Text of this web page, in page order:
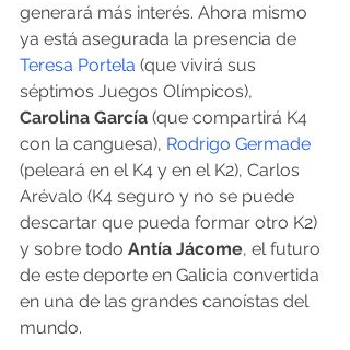
generará más interés. Ahora mismo
ya está asegurada la presencia de
Teresa Portela (que vivirá sus
séptimos Juegos Olímpicos),
Carolina García (que compartirá K4
con la canguesa), Rodrigo Germade
(peleará en el K4 y en el K2), Carlos
Arévalo (K4 seguro y no se puede
descartar que pueda formar otro K2)
y sobre todo Antía Jácome, el futuro
de este deporte en Galicia convertida
en una de las grandes canoístas del
mundo.